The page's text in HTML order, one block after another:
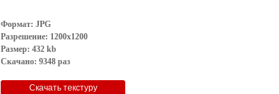
Формат: JPG
Разрешение: 1200x1200
Размер: 432 kb
Скачано: 9348 раз